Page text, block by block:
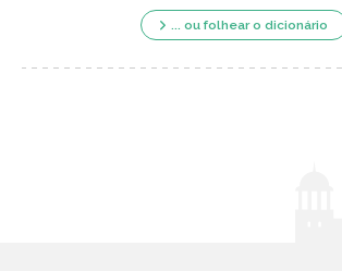
... ou folhear o dicionário